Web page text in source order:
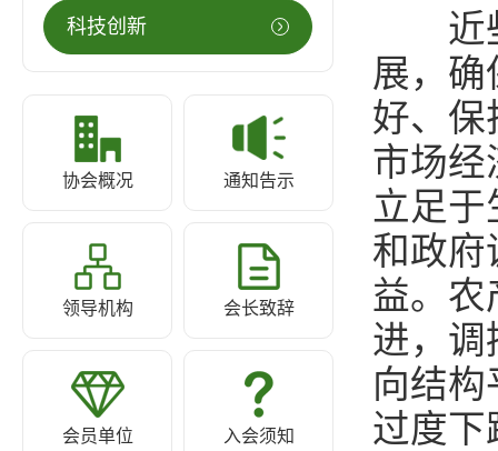
科技创新
协会概况 通知告示
领导机构 会长致辞
会员单位 入会须知
近些
展，确
好、保
市场经
立足于
和政府
益。农
进，调
向结
过度下